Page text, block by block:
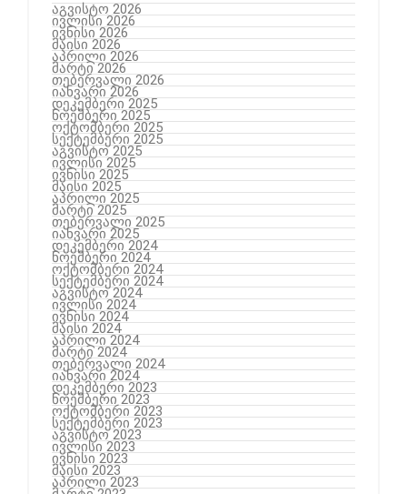
აგვისტო 2026
ივლისი 2026
ივნისი 2026
მაისი 2026
აპრილი 2026
მარტი 2026
თებერვალი 2026
იანვარი 2026
დეკემბერი 2025
ნოემბერი 2025
ოქტომბერი 2025
სექტემბერი 2025
აგვისტო 2025
ივლისი 2025
ივნისი 2025
მაისი 2025
აპრილი 2025
მარტი 2025
თებერვალი 2025
იანვარი 2025
დეკემბერი 2024
ნოემბერი 2024
ოქტომბერი 2024
სექტემბერი 2024
აგვისტო 2024
ივლისი 2024
ივნისი 2024
მაისი 2024
აპრილი 2024
მარტი 2024
თებერვალი 2024
იანვარი 2024
დეკემბერი 2023
ნოემბერი 2023
ოქტომბერი 2023
სექტემბერი 2023
აგვისტო 2023
ივლისი 2023
ივნისი 2023
მაისი 2023
აპრილი 2023